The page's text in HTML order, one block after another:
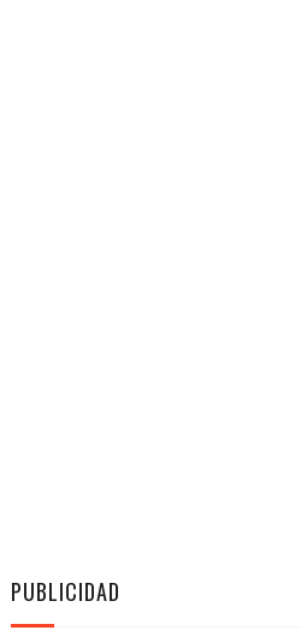
PUBLICIDAD